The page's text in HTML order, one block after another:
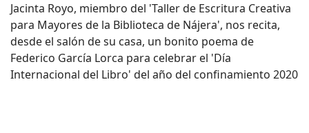
Jacinta Royo, miembro del 'Taller de Escritura Creativa
para Mayores de la Biblioteca de Nájera', nos recita,
desde el salón de su casa, un bonito poema de
Federico García Lorca para celebrar el 'Día
Internacional del Libro' del año del confinamiento 2020